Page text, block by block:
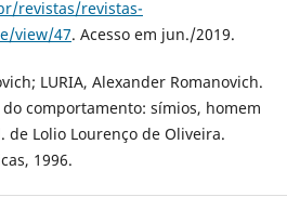
revistas/revistas-
view/47. Acesso em jun./2019.
LURIA, Alexander Romanovich.
comportamento: símios, homem
Lolio Lourenço de Oliveira.
1996.